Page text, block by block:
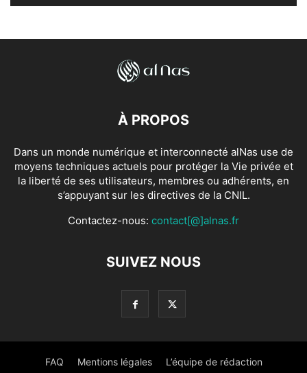
À PROPOS
Dans un monde numérique et interconnecté alNas use de
moyens techniques actuels pour protéger la Vie privée et
la liberté de ses utilisateurs, membres ou adhérents, en
s’appuyant sur les directives de la CNIL.
Contactez-nous: contact[@]alnas.fr
SUIVEZ NOUS
FAQ Mentions légales L’équipe de rédaction